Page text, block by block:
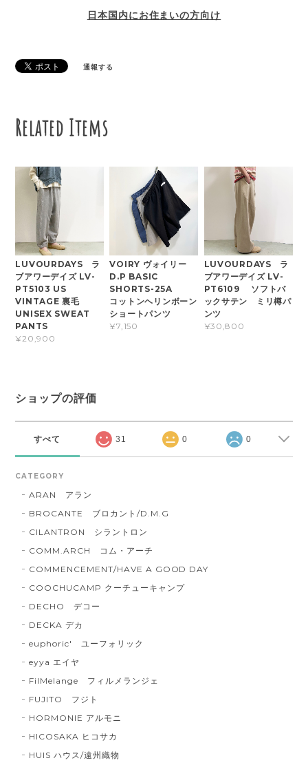
日本国内にお住まいの方向け
通報する
Related Items
LUVOURDAYS ラ
ブアワーデイズ LV-
PT5103 US
VINTAGE 裏毛
UNISEX SWEAT
PANTS
¥20,900
VOIRY ヴォイリー
D.P BASIC
SHORTS-25A
コットンヘリンボーン
ショートパンツ
¥7,150
LUVOURDAYS ラ
ブアワーデイズ LV-
PT6109 ソフトバ
ックサテン ミリ樽パ
ンツ
¥30,800
ショップの評価
すべて 31 0 0
CATEGORY
ARAN アラン
BROCANTE ブロカント/D.M.G
CILANTRON シラントロン
COMM.ARCH コム・アーチ
COMMENCEMENT/HAVE A GOOD DAY
COOCHUCAMP クーチューキャンプ
DECHO デコー
DECKA デカ
euphoric' ユーフォリック
eyya エイヤ
FilMelange フィルメランジェ
FUJITO フジト
HORMONIE アルモニ
HICOSAKA ヒコサカ
HUIS ハウス/遠州織物